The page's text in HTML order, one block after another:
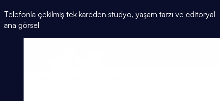
Telefonla çekilmiş tek kareden stüdyo, yaşam tarzı ve editöryal
ana görsel